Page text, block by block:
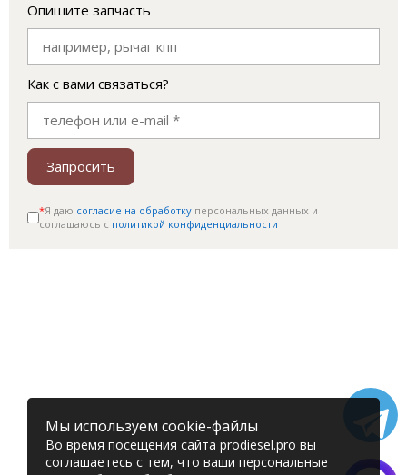
Опишите запчасть
Как с вами связаться?
Запросить
*Я даю согласие на обработку персональных данных и
соглашаюсь c политикой конфиденциальности
Мы используем cookie-файлы
Во время посещения сайта prodiesel.pro вы
соглашаетесь с тем, что ваши персональные